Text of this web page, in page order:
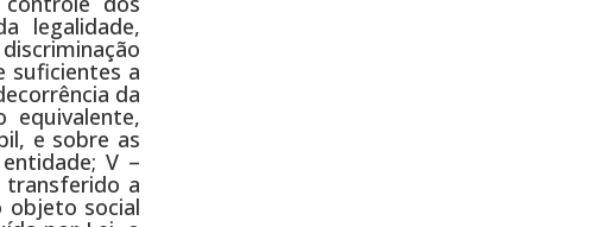
legalidade,
suficientes a
da
equivalente,
e sobre as
V –
transferido a
objeto social